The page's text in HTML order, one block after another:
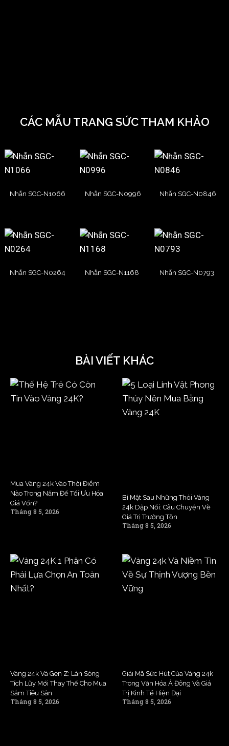
CÁC MẪU TRANG SỨC THAM KHẢO
Nhẫn SGC-N1066 Nhẫn SGC-N0996 Nhẫn SGC-N0846
Nhẫn SGC-N0264 Nhẫn SGC-N1168 Nhẫn SGC-N0793
BÀI VIẾT KHÁC
Mua Vàng 24k Vào Thời Điểm
Nào Trong Năm Để Tối Ưu Hóa
Giá Vốn?
Tháng 8 5, 2026
Bí Mật Sau Những Thỏi Vàng
24k Dập Nổi: Câu Chuyện Về
Giá Trị Trường Tồn
Tháng 8 5, 2026
Vàng 24k Và Gen Z: Làn Sóng
Tích Lũy Mới Thay Thế Cho Mua
Sắm Tiêu Sản
Tháng 8 5, 2026
Giải Mã Sức Hút Của Vàng 24k
Trong Văn Hóa Á Đông Và Giá
Trị Kinh Tế Hiện Đại
Tháng 8 5, 2026